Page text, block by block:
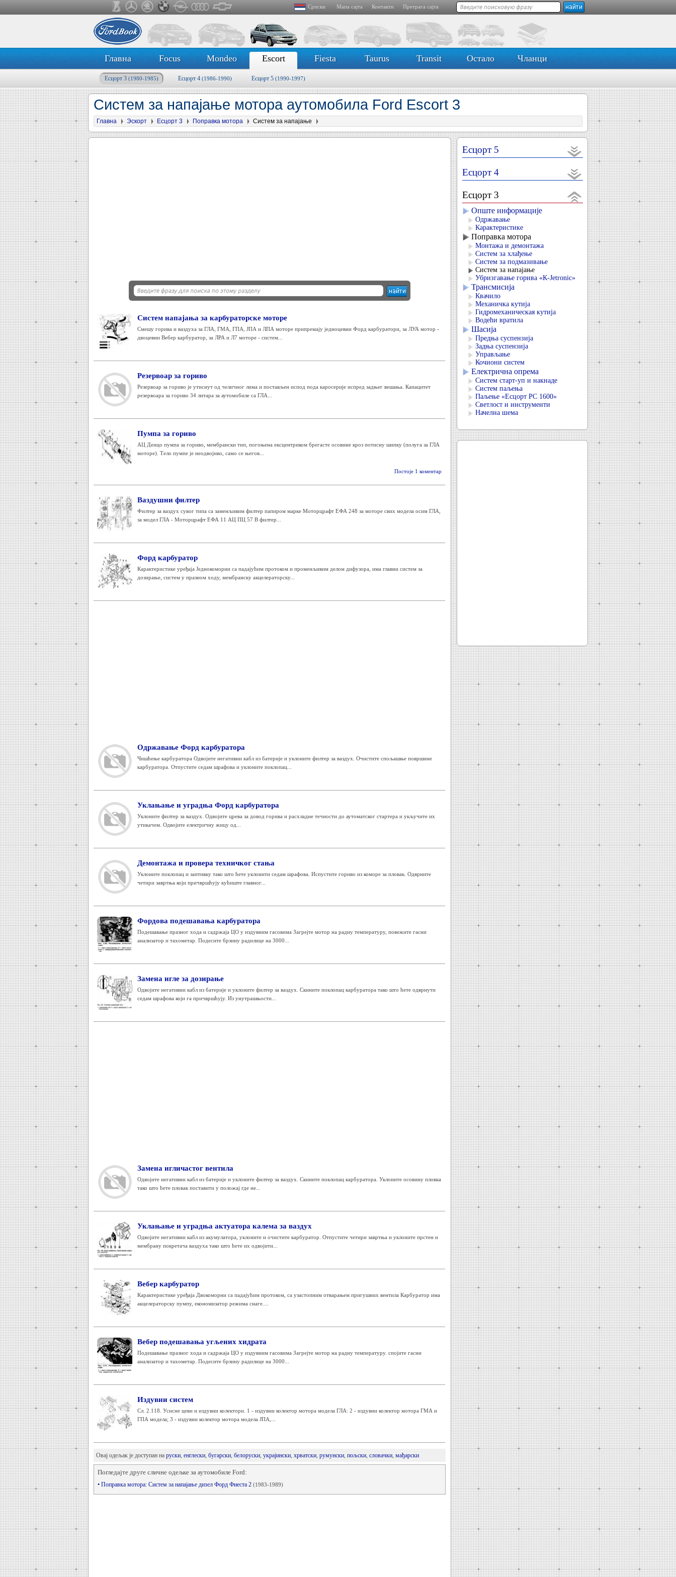
Српски Мапа сајта Контакти Претрага сајта
Главна Focus Mondeo Escort Fiesta Taurus Transit Остало Чланци
Есцорт 3 (1980-1985) Есцорт 4 (1986-1990) Есцорт 5 (1990-1997)
Систем за напајање мотора аутомобила Ford Escort 3
Главна Эскорт Есцорт 3 Поправка мотора Систем за напајање
Систем напајања за карбураторске моторе
Смешу горива и ваздуха за ГЛА, ГМА, ГПА, ЈПА и ЛПА моторе припремају једноцевни Форд карбуратори, за ЛУА мотор -
двоцевни Вебер карбуратор, за ЛРА и Л7 моторе - систем...
Резервоар за гориво
Резервоар за гориво је утиснут од челичног лима и постављен испод пода каросерије испред задњег вешања. Капацитет
резервоара за гориво 34 литара за аутомобиле са ГЛА...
Пумпа за гориво
АЦ Деицо пумпа за гориво, мембрански тип, погоњена ексцентриком брегасте осовине кроз потисну шипку (полуга за ГЛА
моторе). Тело пумпе је неодвојиво, само се његов...
Постоје 1 коментар
Ваздушни филтер
Филтер за ваздух сувог типа са заменљивим филтер папиром марке Моторцрафт ЕФА 248 за моторе свих модела осим ГЛА,
за модел ГЛА - Моторцрафт ЕФА 11 АЦ ПЦ 57 В филтер...
Форд карбуратор
Карактеристике уређаја Једнокоморни са падајућим протоком и променљивим делом дифузора, има главни систем за
дозирање, систем у празном ходу, мембранску акцелераторску...
Одржавање Форд карбуратора
Чишћење карбуратора Одвојите негативни кабл из батерије и уклоните филтер за ваздух. Очистите спољашње површине
карбуратора. Отпустите седам шрафова и уклоните поклопац...
Уклањање и уградња Форд карбуратора
Уклоните филтер за ваздух. Одвојите црева за довод горива и расхладне течности до аутоматског стартера и укључите их
утикачем. Одвојите електричну жицу од...
Демонтажа и провера техничког стања
Уклоните поклопац и заптивку тако што ћете уклонити седам шрафова. Испустите гориво из коморе за пловак. Одврните
четири завртња који причвршћују кућиште главног...
Фордова подешавања карбуратора
Подешавање празног хода и садржаја ЦО у издувним гасовима Загрејте мотор на радну температуру, повежите гасни
анализатор и тахометар. Подесите брзину радилице на 3000...
Замена игле за дозирање
Одвојите негативни кабл из батерије и уклоните филтер за ваздух. Скините поклопац карбуратора тако што ћете одврнути
седам шрафова који га причвршћују. Из унутрашњости...
Замена игличастог вентила
Одвојите негативни кабл из батерије и уклоните филтер за ваздух. Скините поклопац карбуратора. Уклоните осовину пловка
тако што ћете пловак поставити у положај где не...
Уклањање и уградња актуатора калема за ваздух
Одвојите негативни кабл из акумулатора, уклоните и очистите карбуратор. Отпустите четири завртња и уклоните прстен и
мембрану покретача ваздуха тако што ћете их одвојити...
Вебер карбуратор
Карактеристике уређаја Двокоморни са падајућим протоком, са узастопним отварањем пригушних вентила Карбуратор има
акцелераторску пумпу, економизатор режима снаге....
Вебер подешавања угљених хидрата
Подешавање празног хода и садржаја ЦО у издувним гасовима Загрејте мотор на радну температуру. спојите гасни
анализатор и тахометар. Подесите брзину радилице на 3000...
Издувни систем
Сл. 2.118. Усисне цеви и издувни колектори. 1 - издувни колектор мотора модела ГЛА: 2 - издувни колектор мотора ГМА и
ГПА модела; 3 - издувни колектор мотора модела ЈПА,...
Овај одељак је доступан на руски, енглески, бугарски, белоруски, украјински, хрватски, румунски, пољски, словачки, мађарски
Погледајте друге сличне одељке за аутомобиле Ford:
• Поправка мотора: Систем за напајање дизел Форд Фиеста 2 (1983-1989)
Есцорт 5
Есцорт 4
Есцорт 3
Опште информације
Одржавање
Карактеристике
Поправка мотора
Монтажа и демонтажа
Систем за хлађење
Систем за подмазивање
Систем за напајање
Убризгавање горива «К-Jetronic»
Трансмисија
Квачило
Механичка кутија
Гидромеханическая кутија
Водећи вратила
Шасија
Предња суспензија
Задња суспензија
Управљање
Кочиони систем
Електрична опрема
Систем старт-уп и накнаде
Систем паљења
Паљење «Есцорт РС 1600»
Светлост и инструменти
Начелна шема